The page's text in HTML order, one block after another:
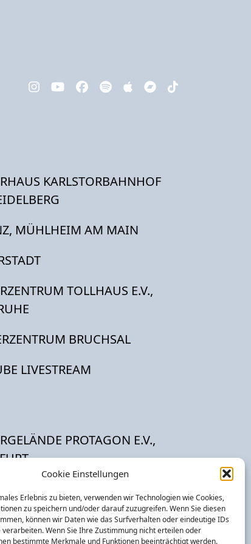
Cookie Einstellungen
Erlebnis zu bieten, verwenden wir Technologien wie Cookies,
zu speichern und/oder darauf zuzugreifen. Wenn Sie diesen
können wir Daten wie das Surfverhalten oder eindeutige IDs
Wenn Sie Ihre Zustimmung nicht erteilen oder
bestimmte Merkmale und Funktionen beeinträchtigt werden.
KARLSTORBAHNHOF
MÜHLHEIM AM MAIN
TOLLHAUS E.V.,
BRUCHSAL
LIVESTREAM
PROTAGON E.V.,